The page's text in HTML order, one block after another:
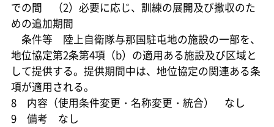
での間 （2）必要に応じ、訓練の展開及び撤収のた
めの追加期間
条件等 陸上自衛隊与那国駐屯地の施設の一部を、
地位協定第2条第4項（b）の適用ある施設及び区域と
して提供する。提供期間中は、地位協定の関連ある条
項が適用される。
8 内容（使用条件変更・名称変更・統合） なし
9 備考 なし